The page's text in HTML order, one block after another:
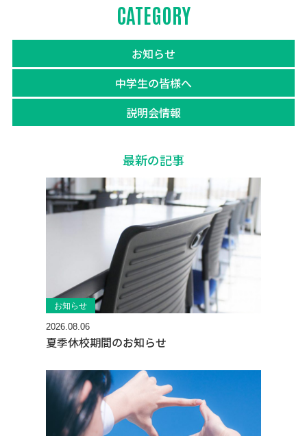
CATEGORY
お知らせ
中学生の皆様へ
説明会情報
最新の記事
お知らせ
2026.08.06
夏季休校期間のお知らせ